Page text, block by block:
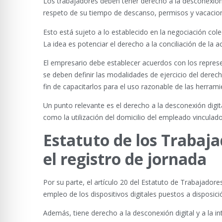
respeto de su tiempo de descanso, permisos y
Esto está sujeto a lo establecido en la negociación
La idea es potenciar el derecho a la conciliación de la
El empresario debe establecer acuerdos con los
se deben definir las modalidades de ejercicio del
fin de capacitarlos para el uso razonable de las
Un punto relevante es el derecho a la desconexión
como la utilización del domicilio del empleado
Estatuto de los
el registro de jornada
Por su parte, el artículo 20 del Estatuto de
empleo de los dispositivos digitales puestos a
Además, tiene derecho a la desconexión digital y a la